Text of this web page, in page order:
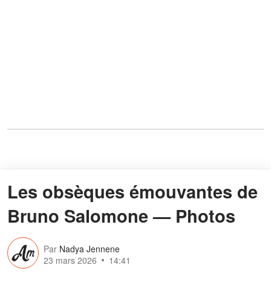
Les obsèques émouvantes de
Bruno Salomone — Photos
Par Nadya Jennene
23 mars 2026
14:41